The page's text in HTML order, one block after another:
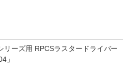
リーズ用 RPCSラスタードライバー
」